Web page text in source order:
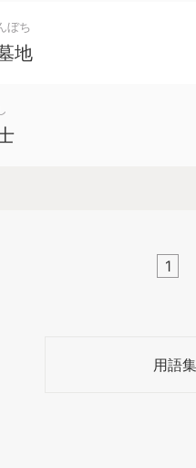
ぼち
地
1
用語